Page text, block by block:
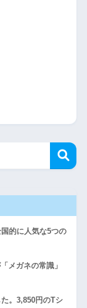
的に人気な5つの
メガネの常識」
。3,850円のTシ